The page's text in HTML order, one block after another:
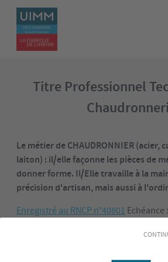
Titre Professionnel
Le métier de CHAUDRONNIER (acier,
laiton) : il/elle façonne les pièces de
donner forme. Il/Elle travaille à la
précision d'artisan, mais aussi à
Enregistré au RNCP n°40801 Echéance